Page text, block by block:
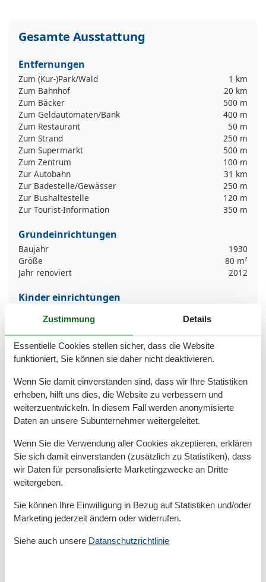
Gesamte Ausstattung
Entfernungen
Zum (Kur-)Park/Wald
1 km
Zum Bahnhof
20 km
Zum Bäcker
500 m
Zum Geldautomaten/Bank
400 m
Zum Restaurant
50 m
Zum Strand
250 m
Zum Supermarkt
500 m
Zum Zentrum
100 m
Zur Autobahn
31 km
Zur Badestelle/Gewässer
250 m
Zur Bushaltestelle
120 m
Zur Tourist-Information
350 m
Grundeinrichtungen
Baujahr
1930
Größe
80 m²
Jahr renoviert
2012
Kinder einrichtungen
Serviceeinrichtungen
Backofen
Bettwäsche
Dusche/WC
Einzelbett
Getrennt stehende Betten
Handtücher
Kabel / Sat
Kühlschrank
Mehrere Schlafzimmer
Nichtraucher
Separate Küche
Seperates Grundstück
Tiere nicht erlaubt
Zustimmung Details
Essentielle Cookies stellen sicher, dass die Website
funktioniert, Sie können sie daher nicht deaktivieren.
Wenn Sie damit einverstanden sind, dass wir Ihre Statistiken
erheben, hilft uns dies, die Website zu verbessern und
weiterzuentwickeln. In diesem Fall werden anonymisierte
Daten an unsere Subunternehmer weitergeleitet.
Wenn Sie die Verwendung aller Cookies akzeptieren, erklären
Sie sich damit einverstanden (zusätzlich zu Statistiken), dass
wir Daten für personalisierte Marketingzwecke an Dritte
weitergeben.
Sie können Ihre Einwilligung in Bezug auf Statistiken und/oder
Marketing jederzeit ändern oder widerrufen.
Siehe auch unsere Datanschutzrichtlinie